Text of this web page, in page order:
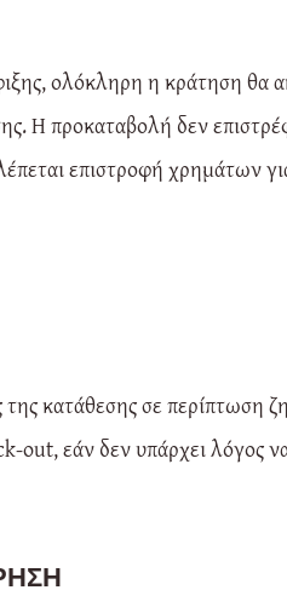
ολόκληρη η κράτηση θα
Η προκαταβολή δεν
επιστροφή χρημάτων
κατάθεσης σε περίπτωση
out, εάν δεν υπάρχει λόγος